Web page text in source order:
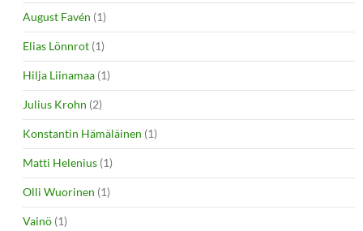
August Favén (1)
Elias Lönnrot (1)
Hilja Liinamaa (1)
Julius Krohn (2)
Konstantin Hämäläinen (1)
Matti Helenius (1)
Olli Wuorinen (1)
Vainö (1)